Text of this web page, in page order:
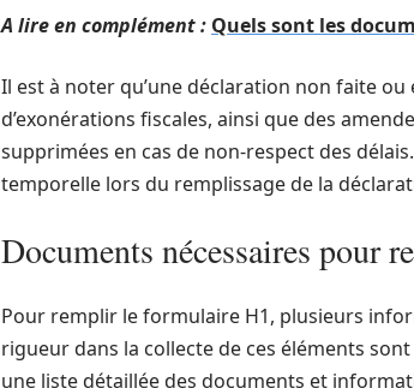
A lire en complément : Quels sont les
Il est à noter qu’une déclaration non faite
d’exonérations fiscales, ainsi que des
supprimées en cas de non-respect des
temporelle lors du remplissage de la
Documents nécessaires pour
Pour remplir le formulaire H1, plusieurs
rigueur dans la collecte de ces éléments
une liste détaillée des documents et